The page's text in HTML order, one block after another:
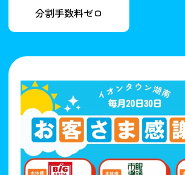
分割手数料ゼロ